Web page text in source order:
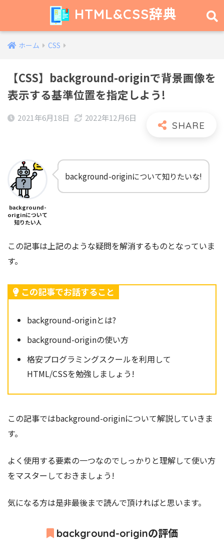
HTML&CSS辞典
ホーム CSS
【CSS】background-originで背景画像を
表示する基準位置を指定しよう!
2021年6月18日 2022年12月6日
background-
originについて
知りたい人
background-originについて知りたいな!
この記事は上記のような疑問を解消するものとなっていま
す。
この記事でお話すること
background-originとは?
background-originの使い方
格安プログラミングスクールを利用して
HTML/CSSを勉強しましょう!
この記事ではbackground-originについて解説していきま
す。
よく使用する要素の一つなのでしっかりと理解して使い方
をマスターしておきましょう!
気になる方は是非最後まで読んで頂ければと思います。
background-originの評価